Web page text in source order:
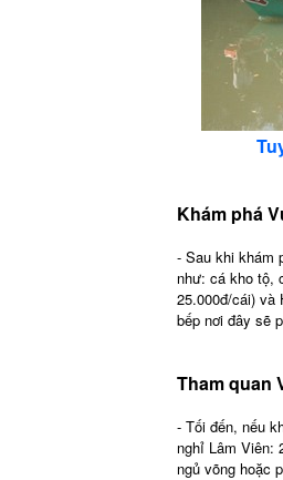
Khám phá
- Sau khi khám
như: cá kho tộ,
25.000đ/cái) và
bếp nơi đây sẽ
Tham quan
- Tối đến, nếu
nghỉ Lâm Viên:
ngủ võng hoặc